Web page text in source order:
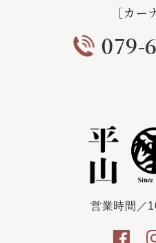
［カー
079-
営業時間／